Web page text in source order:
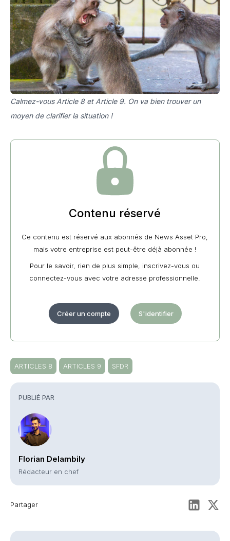
PUBLIÉ PAR
Florian Delambily
Rédacteur en chef
Partager
Calmez-vous Article 8 et Article 9. On va bien trouver un
moyen de clarifier la situation !
Contenu réservé
Ce contenu est réservé aux abonnés de News Asset Pro,
mais votre entreprise est peut-être déjà abonnée !
Pour le savoir, rien de plus simple, inscrivez-vous ou
connectez-vous avec votre adresse professionnelle.
Créer un compte S'identifier
ARTICLES 8 ARTICLES 9 SFDR